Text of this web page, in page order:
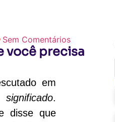
Sem Comentários
você precisa
em
.
disse que